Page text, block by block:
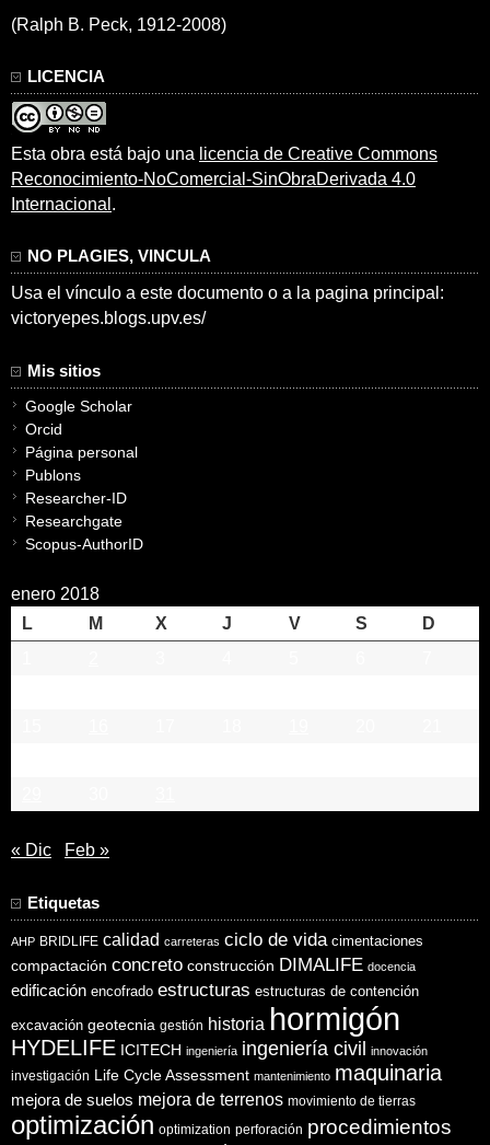
(Ralph B. Peck, 1912-2008)
LICENCIA
Esta obra está bajo una licencia de Creative Commons
Reconocimiento-NoComercial-SinObraDerivada 4.0
Internacional .
NO PLAGIES, VINCULA
Usa el vínculo a este documento o a la pagina principal:
victoryepes.blogs.upv.es/
Mis sitios
Google Scholar
Orcid
Página personal
Publons
Researcher-ID
Researchgate
Scopus-AuthorID
enero 2018
L
M X J V S
D
« Dic Feb »
Etiquetas
AHP BRIDLIFE calidad carreteras ciclo de vida cimentaciones
compactación concreto construcción DIMALIFE docencia
edificación encofrado estructuras estructuras de contención
excavación geotecnia gestión historia hormigón
HYDELIFE ICITECH ingeniería ingeniería civil innovación
investigación Life Cycle Assessment mantenimiento maquinaria
mejora de suelos mejora de terrenos movimiento de tierras
optimización optimization perforación procedimientos